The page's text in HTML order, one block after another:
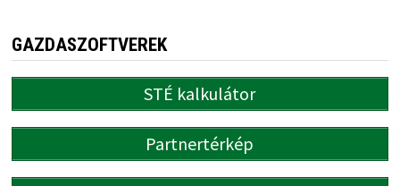
GAZDASZOFTVEREK
STÉ kalkulátor
Partnertérkép